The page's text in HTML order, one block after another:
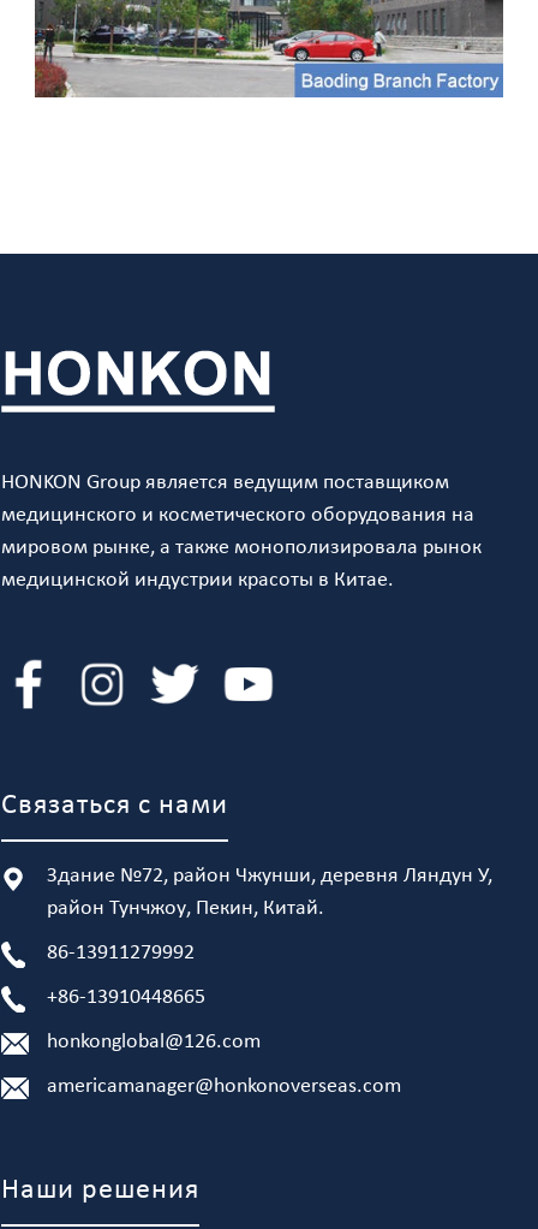
HONKON Group является ведущим поставщиком
медицинского и косметического оборудования на
мировом рынке, а также монополизировала рынок
медицинской индустрии красоты в Китае.
Связаться с нами
Здание №72, район Чжунши, деревня Ляндун У,
район Тунчжоу, Пекин, Китай.
86-13911279992
+86-13910448665
honkonglobal@126.com
americamanager@honkonoverseas.com
Наши решения